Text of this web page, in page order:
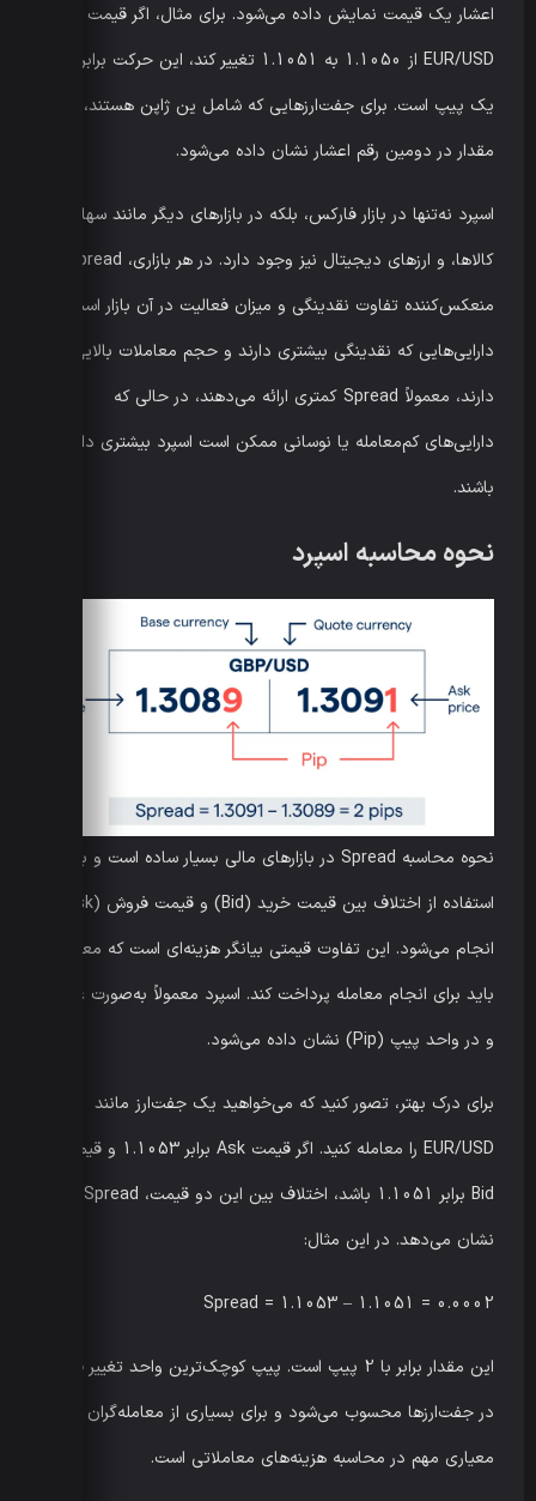
اعشار یک قیمت نمایش داده می‌شود. برای مثال، اگر قیمت
EUR/USD از 1.1050 به 1.1051 تغییر کند، این حرکت برابر با
یک پیپ است. برای جفت‌ارزهایی که شامل ین ژاپن هستند، این
مقدار در دومین رقم اعشار نشان داده می‌شود.
اسپرد نه‌تنها در بازار فارکس، بلکه در بازارهای دیگر مانند سهام،
کالاها، و ارزهای دیجیتال نیز وجود دارد. در هر بازاری، Spread
منعکس‌کننده تفاوت نقدینگی و میزان فعالیت در آن بازار است.
دارایی‌هایی که نقدینگی بیشتری دارند و حجم معاملات بالایی
دارند، معمولاً Spread کمتری ارائه می‌دهند، در حالی که
دارایی‌های کم‌معامله یا نوسانی ممکن است اسپرد بیشتری داشته
باشند.
نحوه محاسبه اسپرد
نحوه محاسبه Spread در بازارهای مالی بسیار ساده است و با
انجام می‌شود. این تفاوت قیمتی بیانگر هزینه‌ای است که معامله‌گر
باید برای انجام معامله پرداخت کند. اسپرد معمولاً به‌صورت عددی
و در واحد پیپ (Pip) نشان داده می‌شود.
برای درک بهتر، تصور کنید که می‌خواهید یک جفت‌ارز مانند
EUR/USD را معامله کنید. اگر قیمت Ask برابر 1.1053 و قیمت
نشان می‌دهد. در این مثال:
Spread = 1.1053 – 1.1051 = 0.0002
این مقدار برابر با 2 پیپ است. پیپ کوچک‌ترین واحد تغییر قیمت
در جفت‌ارزها محسوب می‌شود و برای بسیاری از معامله‌گران
معیاری مهم در محاسبه هزینه‌های معاملاتی است.